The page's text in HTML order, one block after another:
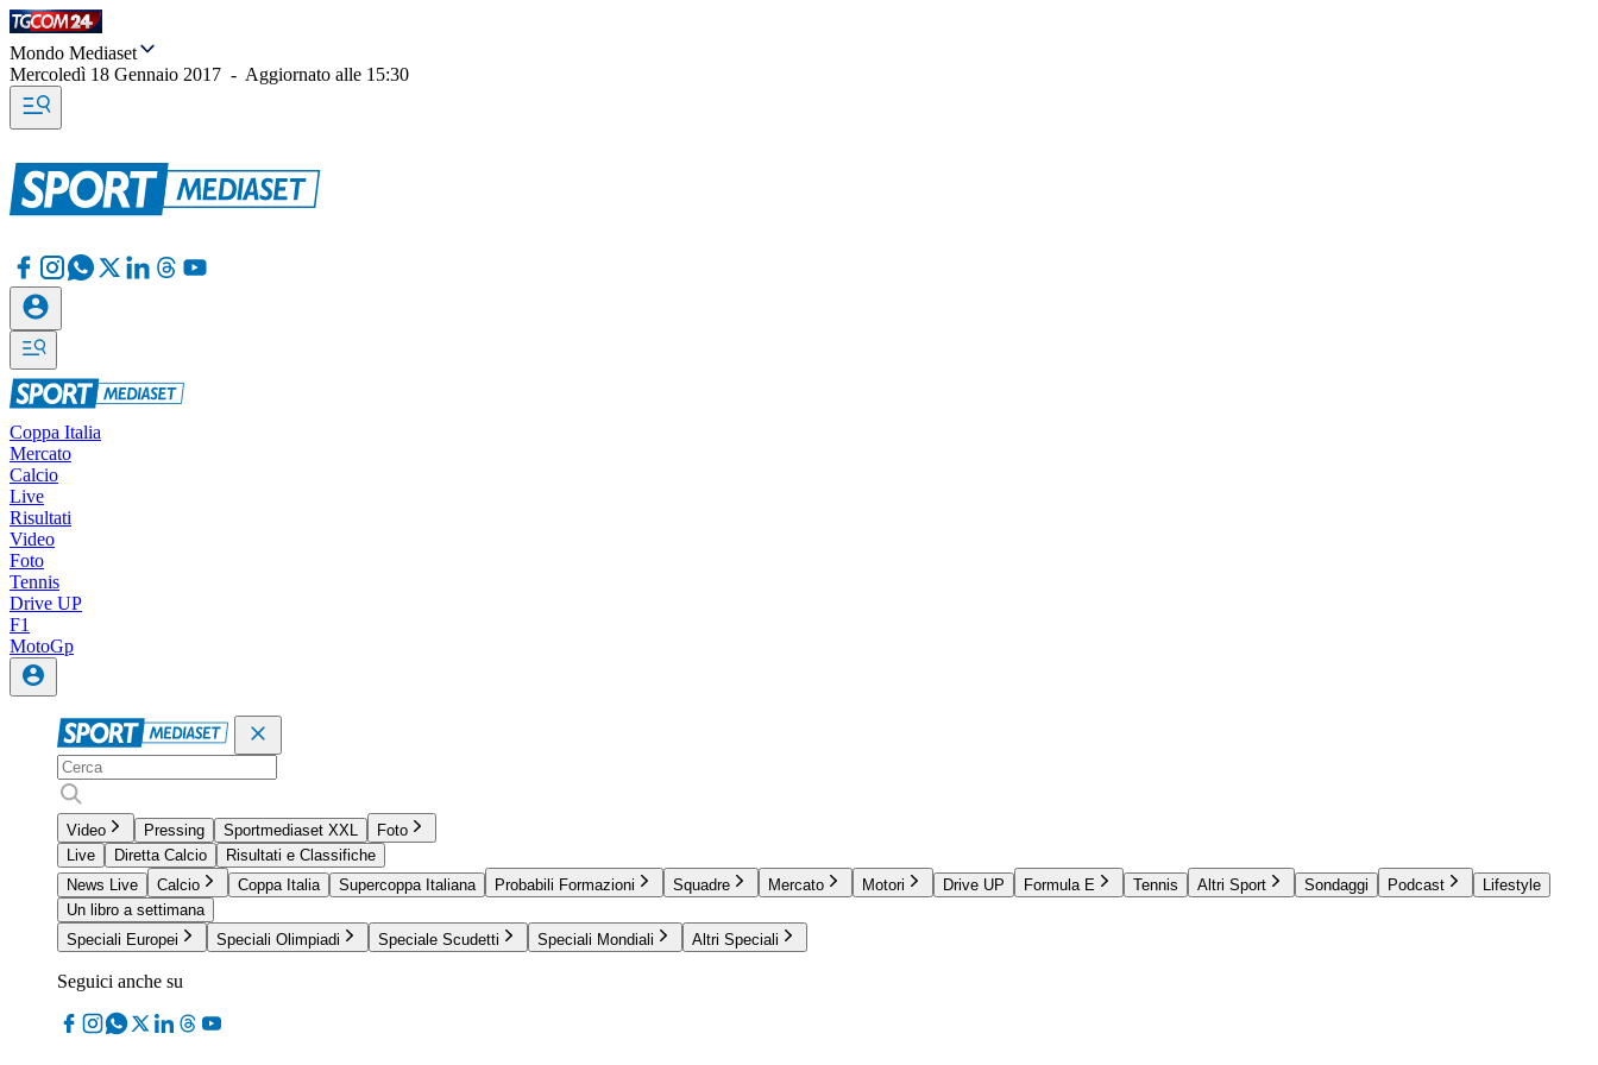
Mondo Mediaset
Mercoledì 18 Gennaio 2017 - Aggiornato alle 15:30
Coppa Italia
Mercato
Calcio
Live
Risultati
Video
Foto
Tennis
Drive UP
F1
MotoGp
Video Pressing Sportmediaset XXL
Foto
Live
Diretta Calcio
Risultati e Classifiche
News Live
Calcio Coppa Italia Supercoppa Italiana Probabili Formazioni Squadre Mercato Motori Drive UP Formula E Tennis Altri Sport Sondaggi Podcast
Lifestyle
Un libro a settimana
Speciali Europei
Speciali Olimpiadi Speciale Scudetti Speciali Mondiali Altri Speciali
Seguici anche su